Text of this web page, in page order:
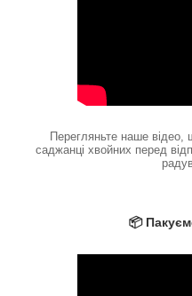
Перегляньте наше
саджанці хвойних перед
📦